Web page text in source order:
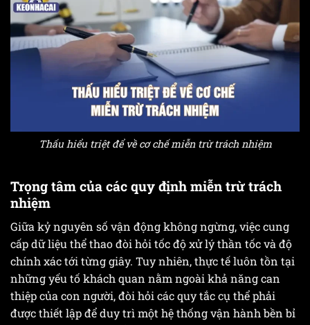
Thấu hiểu triệt để về cơ chế miễn trừ trách nhiệm
Trọng tâm của các quy định miễn trừ trách
nhiệm
Giữa kỷ nguyên số vận động không ngừng, việc cung
cấp dữ liệu thể thao đòi hỏi tốc độ xử lý thần tốc và độ
chính xác tới từng giây. Tuy nhiên, thực tế luôn tồn tại
những yếu tố khách quan nằm ngoài khả năng can
thiệp của con người, đòi hỏi các quy tắc cụ thể phải
được thiết lập để duy trì một hệ thống vận hành bền bỉ